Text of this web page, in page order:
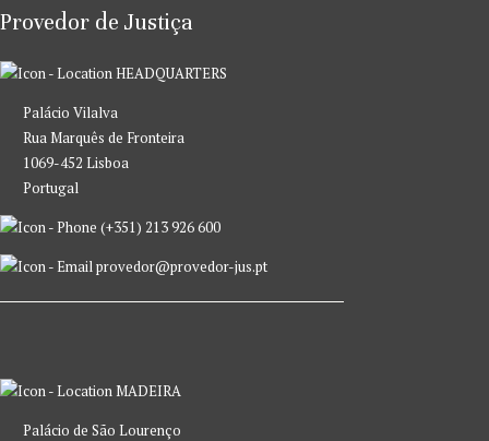
Provedor de Justiça
HEADQUARTERS
Palácio Vilalva
Rua Marquês de Fronteira
1069-452 Lisboa
Portugal
(+351) 213 926 600
provedor@provedor-jus.pt
MADEIRA
Palácio de São Lourenço